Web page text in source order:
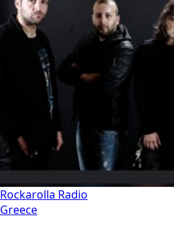
Rockarolla Radio
Greece